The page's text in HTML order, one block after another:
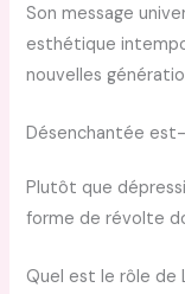
Son message
esthétique
nouvelles
Désenchantée
Plutôt que
forme de révolte
Quel est le rôle de